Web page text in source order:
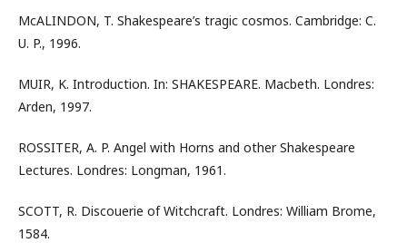
McALINDON, T. Shakespeare’s tragic cosmos. Cambridge: C.
U. P., 1996.
MUIR, K. Introduction. In: SHAKESPEARE. Macbeth. Londres:
Arden, 1997.
ROSSITER, A. P. Angel with Horns and other Shakespeare
Lectures. Londres: Longman, 1961.
SCOTT, R. Discouerie of Witchcraft. Londres: William Brome,
1584.